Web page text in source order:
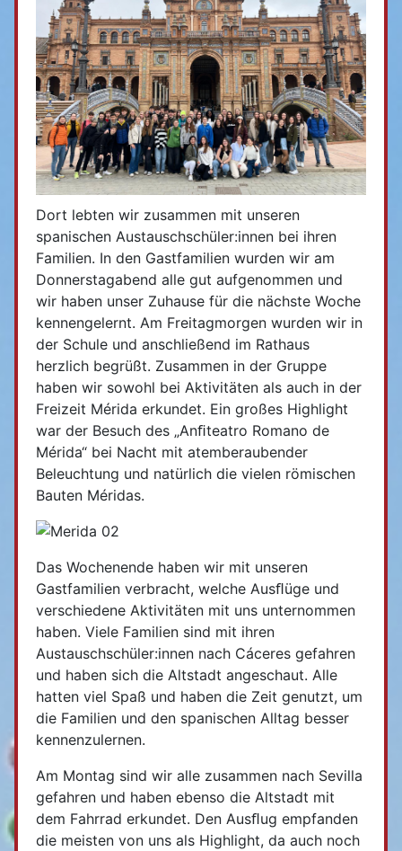
Dort lebten wir zusammen mit unseren
spanischen Austauschschüler:innen bei ihren
Familien. In den Gastfamilien wurden wir am
Donnerstagabend alle gut aufgenommen und
wir haben unser Zuhause für die nächste Woche
kennengelernt. Am Freitagmorgen wurden wir in
der Schule und anschließend im Rathaus
herzlich begrüßt. Zusammen in der Gruppe
haben wir sowohl bei Aktivitäten als auch in der
Freizeit Mérida erkundet. Ein großes Highlight
war der Besuch des „Anﬁteatro Romano de
Mérida“ bei Nacht mit atemberaubender
Beleuchtung und natürlich die vielen römischen
Bauten Méridas.
Das Wochenende haben wir mit unseren
Gastfamilien verbracht, welche Ausﬂüge und
verschiedene Aktivitäten mit uns unternommen
haben. Viele Familien sind mit ihren
Austauschschüler:innen nach Cáceres gefahren
und haben sich die Altstadt angeschaut. Alle
hatten viel Spaß und haben die Zeit genutzt, um
die Familien und den spanischen Alltag besser
kennenzulernen.
Am Montag sind wir alle zusammen nach Sevilla
gefahren und haben ebenso die Altstadt mit
dem Fahrrad erkundet. Den Ausﬂug empfanden
die meisten von uns als Highlight, da auch noch